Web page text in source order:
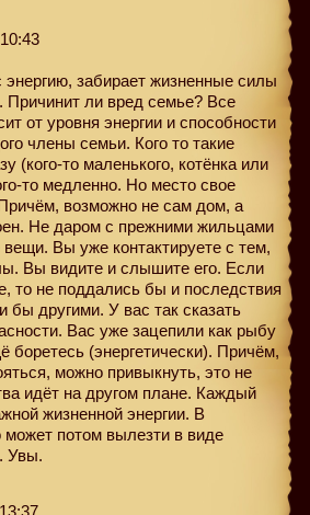
энергию, забирает жизненные силы
Причинит ли вред семье? Все
от уровня энергии и способности
члены семьи. Кого то такие
(кого-то маленького, котёнка или
то медленно. Но место свое
возможно не сам дом, а
Не даром с прежними жильцами
Вы уже контактируете с тем,
Вы видите и слышите его. Если
то не поддались бы и последствия
бы другими. У вас так сказать
Вас уже зацепили как рыбу
боретесь (энергетически). Причём,
можно привыкнуть, это не
идёт на другом плане. Каждый
жизненной энергии. В
может потом вылезти в виде
Увы.